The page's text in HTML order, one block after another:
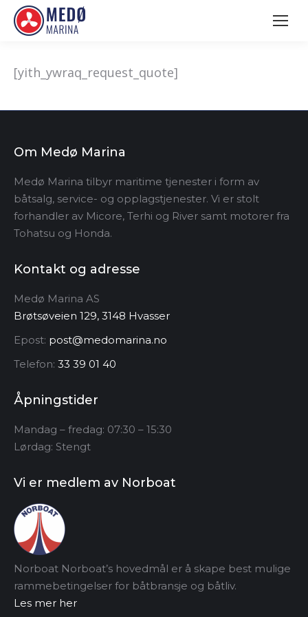
[yith_ywraq_request_quote]
Om Medø Marina
Medø Marina tilbyr maritime tjenester i form av
båtsalg, service- og opplagstjenester. Vi er stolt
forhandler av Micore, Terhi og River samt motorer fra
Tohatsu og Honda.
Kontakt og adresse
Medø Marina AS
Brøtsøveien 129, 3148 Hvasser
Epost: post@medomarina.no
Telefon: 33 39 01 40
Åpningstider
Mandag – fredag: 07:30 – 15:30
Lørdag: Stengt
Vi er medlem av Norboat
Norboat Norboat’s hovedmål er å skape best mulige
rammebetingelser for båtbransje og båtliv.
Les mer her